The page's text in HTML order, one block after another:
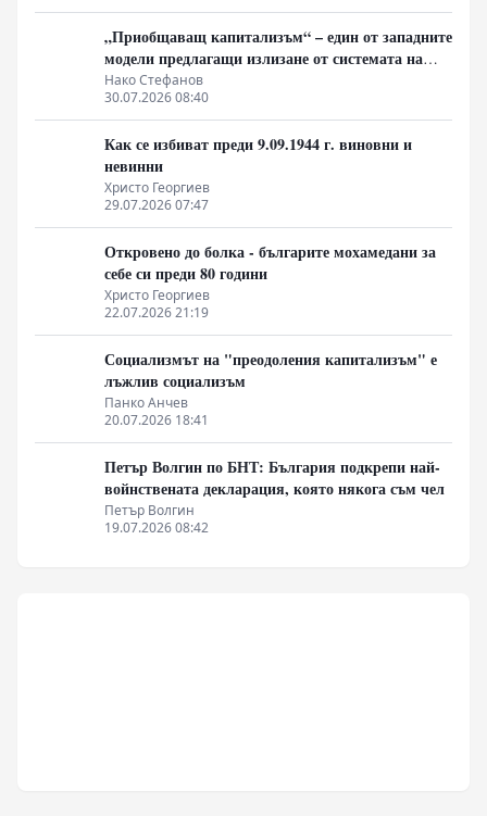
„Приобщаващ капитализъм“ – един от западните
модели предлагащи излизане от системата на
неолиберализма
Нако Стефанов
30.07.2026 08:40
Как се избиват преди 9.09.1944 г. виновни и
невинни
Христо Георгиев
29.07.2026 07:47
Откровено до болка - българите мохамедани за
себе си преди 80 години
Христо Георгиев
22.07.2026 21:19
Социализмът на "преодоления капитализъм" е
лъжлив социализъм
Панко Анчев
20.07.2026 18:41
Петър Волгин по БНТ: България подкрепи най-
войнствената декларация, която някога съм чел
Петър Волгин
19.07.2026 08:42